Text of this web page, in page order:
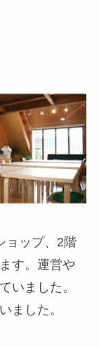
ョップ、2階
す。運営や
いました。
ました。